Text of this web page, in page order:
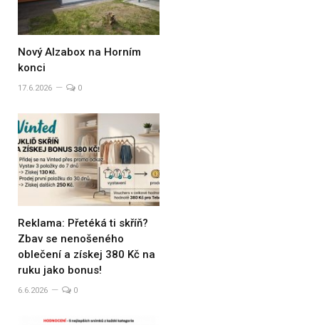
Nový Alzabox na Horním
konci
17.6.2026 0
Reklama: Přetéká ti skříň?
Zbav se nenošeného
oblečení a získej 380 Kč na
ruku jako bonus!
6.6.2026 0